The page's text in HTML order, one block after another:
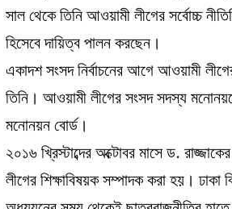
সাল থেকে তিনি আওয়ামী লীগের সর্বোচ্চ
হিসেবে দায়িত্ব পালন করছেন।
একাদশ সংসদ নির্বাচনের আগে আওয়ামী
তিনি। আওয়ামী লীগের সংসদ সদস্য
মনোনয়ন বোর্ড।
২০১৬ খ্রিস্টাব্দের অক্টোবর মাসে ড.
লীগের শিক্ষাবিষয়ক সম্পাদক করা হয়। ঢাকা